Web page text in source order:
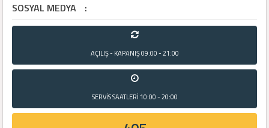
SOSYAL MEDYA :
AÇILIŞ - KAPANIŞ09:00 - 21:00
SERVİS SAATLERİ 10:00 - 20:00